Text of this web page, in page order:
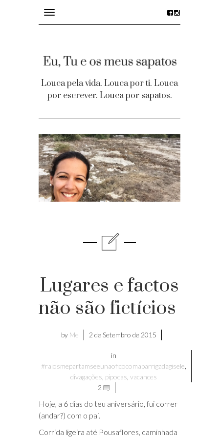
Homepage
Contacto
Facebook
Toggle
navigation
Louca pela vida. Louca por ti. Louca
por escrever. Louca por sapatos.
Lugares e factos
não são fictícios
by Me 2 de Setembro de 2015
in
#raiosmepartamseeunaoficocomabarrigadagisele
divagações pipocas vacances
2
Hoje, a 6 dias do teu aniversário, fui correr
(andar?) com o pai.
Corrida ligeira até Pousaflores, caminhada